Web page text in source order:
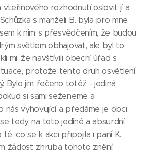
vteřinového rozhodnutí oslovit jí a
s manželi B. byla pro mne
k nim s přesvědčením, že budou
světlem obhajovat, ale byl to
mi, že navštívili obecní úřad s
protože tento druh osvětlení
Bylo jim řečeno totéž - jediná
si sami seženeme a
nás vyhovující a předáme je obci
tedy na toto jediné a absurdní
co se k akci připojila i paní K.,
žádost zhruba tohoto znění: